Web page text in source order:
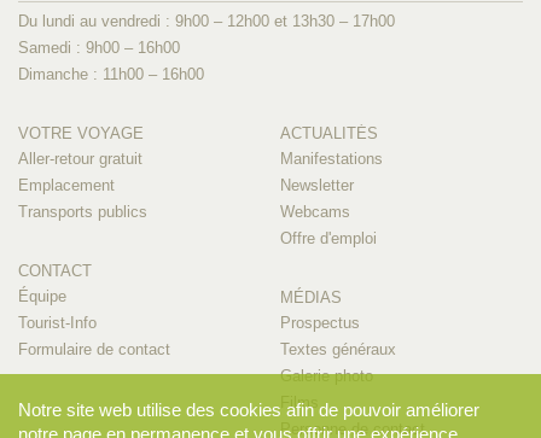
Du lundi au vendredi : 9h00 – 12h00 et 13h30 – 17h00
Samedi : 9h00 – 16h00
Dimanche : 11h00 – 16h00
VOTRE VOYAGE
Aller-retour gratuit
Emplacement
Transports publics
CONTACT
Équipe
Tourist-Info
Formulaire de contact
ACTUALITÉS
Manifestations
Newsletter
Webcams
Offre d'emploi
MÉDIAS
Prospectus
Textes généraux
Galerie photo
Films
Personne de contact
Notre site web utilise des cookies afin de pouvoir améliorer
notre page en permanence et vous offrir une expérience